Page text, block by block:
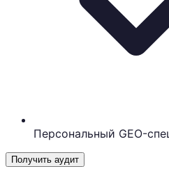
Персональный GEO-
Получить аудит